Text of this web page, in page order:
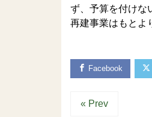
ず、予算を付けな
再建事業はもとよ
Facebook
« Prev